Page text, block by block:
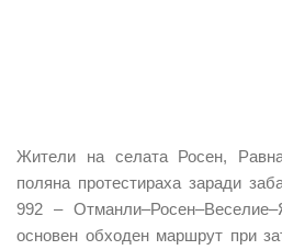
Жители на селата Росен,
поляна протестираха заради
992 –
основен обходен маршрут при